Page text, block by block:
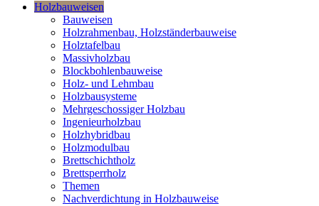
Holzbauweisen
Bauweisen
Holzrahmenbau, Holzständerbauweise
Holztafelbau
Massivholzbau
Blockbohlenbauweise
Holz- und Lehmbau
Holzbausysteme
Mehrgeschossiger Holzbau
Ingenieurholzbau
Holzhybridbau
Holzmodulbau
Brettschichtholz
Brettsperrholz
Themen
Nachverdichtung in Holzbauweise